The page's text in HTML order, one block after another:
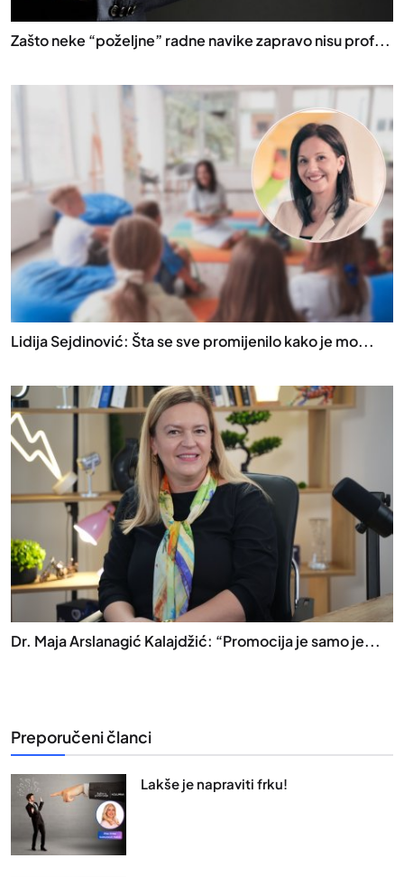
Zašto neke “poželjne” radne navike zapravo nisu prof...
Lidija Sejdinović: Šta se sve promijenilo kako je mo...
Dr. Maja Arslanagić Kalajdžić: “Promocija je samo je...
Preporučeni članci
Lakše je napraviti frku!